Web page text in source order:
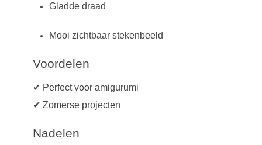
Gladde draad
Mooi zichtbaar stekenbeeld
Voordelen
✔ Perfect voor amigurumi
✔ Zomerse projecten
Nadelen